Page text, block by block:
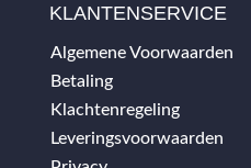
KLANTENSERVICE
Algemene Voorwaarden
Betaling
Klachtenregeling
Leveringsvoorwaarden